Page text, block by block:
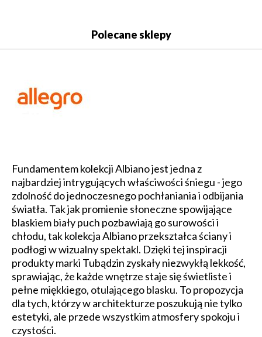
Polecane sklepy
Fundamentem kolekcji Albiano jest jedna z
najbardziej intrygujących właściwości śniegu - jego
zdolność do jednoczesnego pochłaniania i odbijania
światła. Tak jak promienie słoneczne spowijające
blaskiem biały puch pozbawiają go surowości i
chłodu, tak kolekcja Albiano przekształca ściany i
podłogi w wizualny spektakl. Dzięki tej inspiracji
produkty marki Tubądzin zyskały niezwykłą lekkość,
sprawiając, że każde wnętrze staje się świetliste i
pełne miękkiego, otulającego blasku. To propozycja
dla tych, którzy w architekturze poszukują nie tylko
estetyki, ale przede wszystkim atmosfery spokoju i
czystości.